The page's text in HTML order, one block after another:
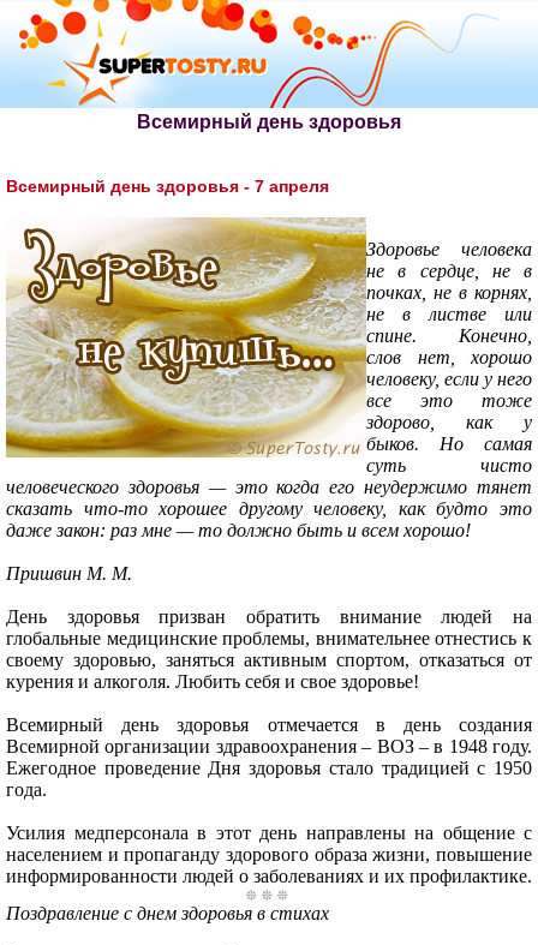
Всемирный день здоровья
Всемирный день здоровья - 7 апреля
Здоровье человека
не в сердце, не в
почках, не в корнях,
не в листве или
спине. Конечно,
слов нет, хорошо
человеку, если у него
все это тоже
здорово, как у
быков. Но самая
суть чисто
человеческого здоровья — это когда его неудержимо тянет
сказать что-то хорошее другому человеку, как будто это
даже закон: раз мне — то должно быть и всем хорошо!
Пришвин М. М.
День здоровья призван обратить внимание людей на
глобальные медицинские проблемы, внимательнее отнестись к
своему здоровью, заняться активным спортом, отказаться от
курения и алкоголя. Любить себя и свое здоровье!
Всемирный день здоровья отмечается в день создания
Всемирной организации здравоохранения – ВОЗ – в 1948 году.
Ежегодное проведение Дня здоровья стало традицией с 1950
года.
Усилия медперсонала в этот день направлены на общение с
населением и пропаганду здорового образа жизни, повышение
информированности людей о заболеваниях и их профилактике.
Поздравление с днем здоровья в стихах